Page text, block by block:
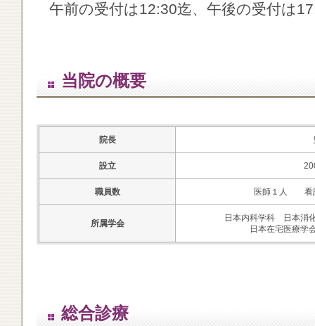
午前の受付は12:30迄、午後の受付は
当院の概要
院長
設立
職員数 医師１人 看
所属学会
日本内科学科 日本消
日本在宅医療学
総合診療